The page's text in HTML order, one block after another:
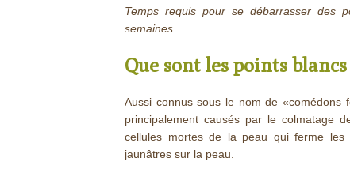
Temps requis pour se débarrasser des
semaines.
Que sont les points blancs
Aussi connus sous le nom de «comédons
principalement causés par le colmatage
cellules mortes de la peau qui ferme les
jaunâtres sur la peau.